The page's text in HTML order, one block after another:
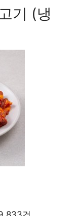
기 (냉